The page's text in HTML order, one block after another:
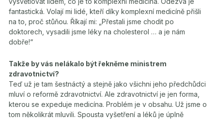
fantastická. Volají mi lidé, kteří díky komplexní medicíně přišli
na to, proč stůňou. Říkají mi: „Přestali jsme chodit po
doktorech, vysadili jsme léky na cholesterol … a je nám
dobře!“
Takže by vás nelákalo být řekněme ministrem
zdravotnictví?
Teď už je tam šestnáctý a stejně jako všichni jeho předchůdci
mluví o reformě zdravotnictví. Ale zdravotnictví je jen forma,
kterou se expeduje medicína. Problém je v obsahu. Už jsme o
tom několikrát mluvili. Spousta vyšetření a léků je úplně